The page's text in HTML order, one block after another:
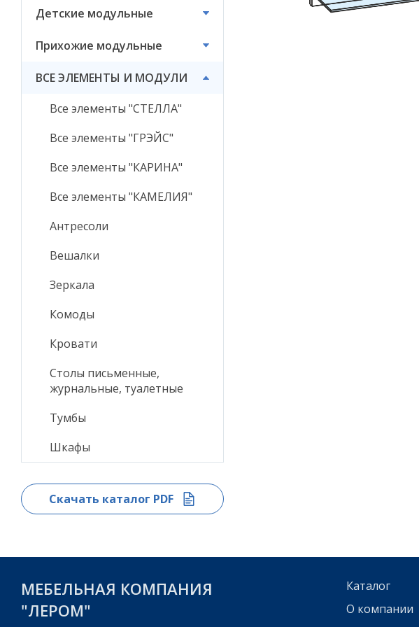
ВСЕ ЭЛЕМЕНТЫ И
МОДУЛИ
Детские модульные
Прихожие модульные
ВСЕ ЭЛЕМЕНТЫ И МОДУЛИ
Все элементы "СТЕЛЛА"
Все элементы "ГРЭЙС"
Все элементы "КАРИНА"
Все элементы "КАМЕЛИЯ"
Антресоли
Вешалки
Зеркала
Комоды
Кровати
Столы письменные,
журнальные, туалетные
Тумбы
Шкафы
Скачать каталог PDF
МЕБЕЛЬНАЯ КОМПАНИЯ
"ЛЕРОМ"
Каталог
О компании